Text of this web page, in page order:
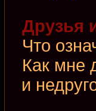
Друзья
Что
Как мне
и